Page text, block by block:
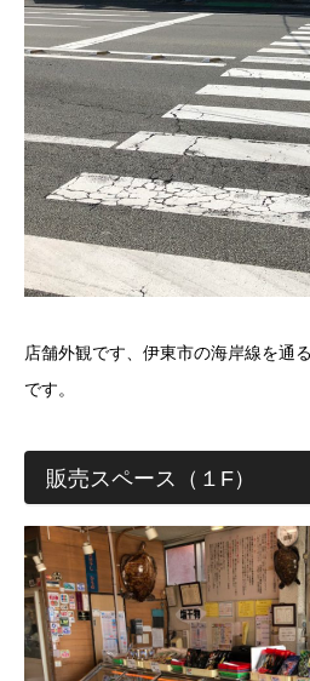
店舗外観です、伊東市の海岸線を通
です。
販売スペース（１F）